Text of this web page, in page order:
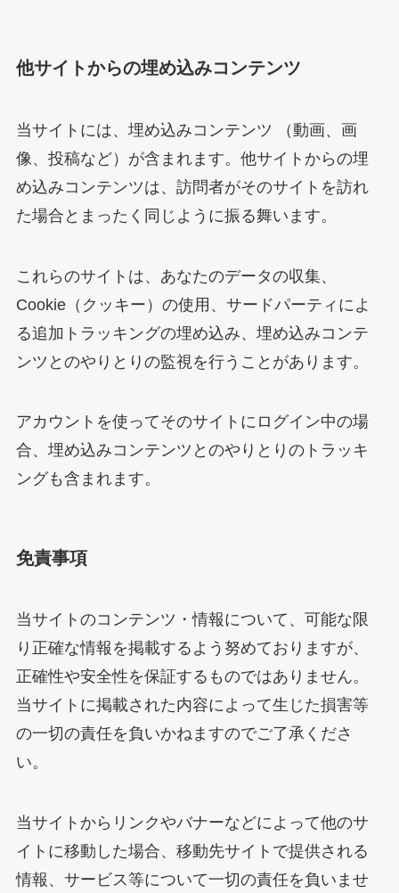
他サイトからの埋め込みコンテンツ
当サイトには、埋め込みコンテンツ （動画、画
像、投稿など）が含まれます。他サイトからの埋
め込みコンテンツは、訪問者がそのサイトを訪れ
た場合とまったく同じように振る舞います。
これらのサイトは、あなたのデータの収集、
Cookie（クッキー）の使用、サードパーティによ
る追加トラッキングの埋め込み、埋め込みコンテ
ンツとのやりとりの監視を行うことがあります。
アカウントを使ってそのサイトにログイン中の場
合、埋め込みコンテンツとのやりとりのトラッキ
ングも含まれます。
免責事項
当サイトのコンテンツ・情報について、可能な限
り正確な情報を掲載するよう努めておりますが、
正確性や安全性を保証するものではありません。
当サイトに掲載された内容によって生じた損害等
の一切の責任を負いかねますのでご了承くださ
い。
当サイトからリンクやバナーなどによって他のサ
イトに移動した場合、移動先サイトで提供される
情報、サービス等について一切の責任を負いませ